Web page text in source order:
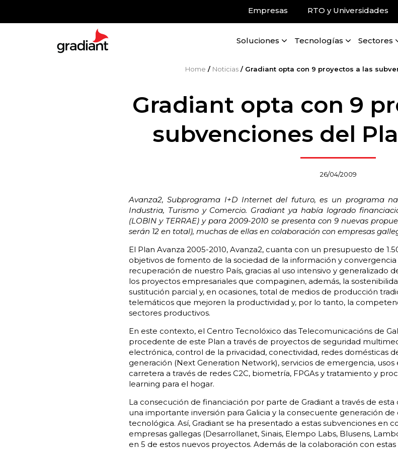
Empresas RTO y Universidades
Soluciones Tecnologías Sectores
Home / Noticias / Gradiant opta con 9 proyectos a las
Gradiant opta con 9
subvenciones del
26/04/2009
Avanza2, Subprograma I+D Internet del futuro, es un programa
Industria, Turismo y Comercio. Gradiant ya había logrado
(LOBIN y TERRAE) y para 2009-2010 se presenta con 9 nuevas
serán 12 en total), muchas de ellas en colaboración con empresas
El Plan Avanza 2005-2010, Avanza2, cuanta con un presupuesto de
objetivos de fomento de la sociedad de la información y
recuperación de nuestro País, gracias al uso intensivo y generalizado
los proyectos empresariales que compaginen, además, la
sustitución parcial y, en ocasiones, total de medios de producción
telemáticos que mejoren la productividad y, por lo tanto, la
sectores productivos.
En este contexto, el Centro Tecnolóxico das Telecomunicacións de
procedente de este Plan a través de proyectos de seguridad
electrónica, control de la privacidad, conectividad, redes domésticas
generación (Next Generation Network), servicios de emergencia,
carretera a través de redes C2C, biometría, FPGAs y tratamiento y
learning para el hogar.
La consecución de financiación por parte de Gradiant a través de
una importante inversión para Galicia y la consecuente generación
tecnológica. Así, Gradiant se ha presentado a estas subvenciones en
empresas gallegas (Desarrollanet, Sinais, Elempo Labs, Blusens,
en 5 de estos nuevos proyectos. Además de la colaboración con